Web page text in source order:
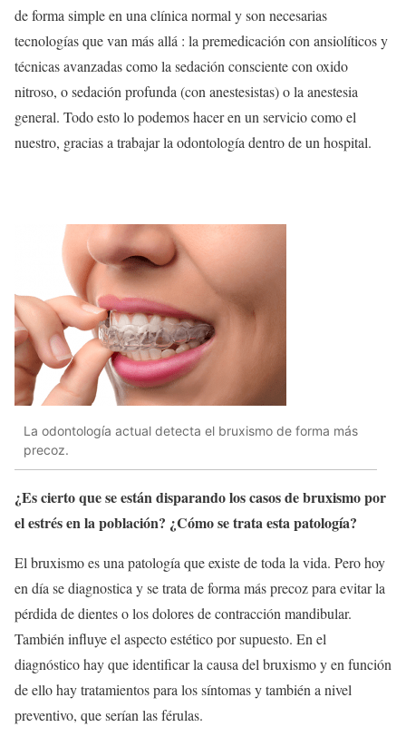
de forma simple en una clínica normal y son necesarias
tecnologías que van más allá : la premedicación con ansiolíticos y
técnicas avanzadas como la sedación consciente con oxido
nitroso, o sedación profunda (con anestesistas) o la anestesia
general. Todo esto lo podemos hacer en un servicio como el
nuestro, gracias a trabajar la odontología dentro de un hospital.
La odontología actual detecta el bruxismo de forma más
precoz.
¿Es cierto que se están disparando los casos de bruxismo por
el estrés en la población? ¿Cómo se trata esta patología?
El bruxismo es una patología que existe de toda la vida. Pero hoy
en día se diagnostica y se trata de forma más precoz para evitar la
pérdida de dientes o los dolores de contracción mandibular.
También influye el aspecto estético por supuesto. En el
diagnóstico hay que identificar la causa del bruxismo y en función
de ello hay tratamientos para los síntomas y también a nivel
preventivo, que serían las férulas.